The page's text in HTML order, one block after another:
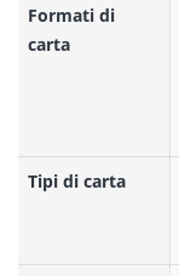
Formati di
carta
Tipi di carta